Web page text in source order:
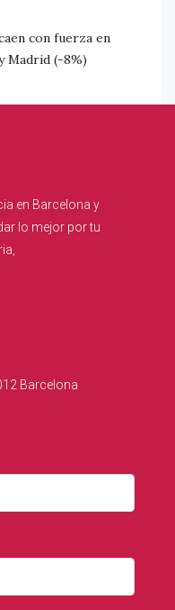
con fuerza en
Madrid (-8%)
en Barcelona y
lo mejor por tu
Barcelona